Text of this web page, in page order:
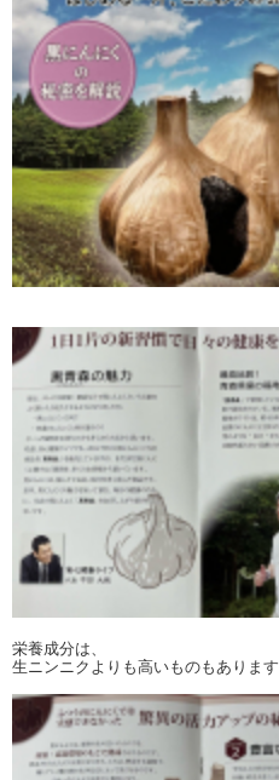
栄養成分は、
生ニンニクよりも高いものもあります